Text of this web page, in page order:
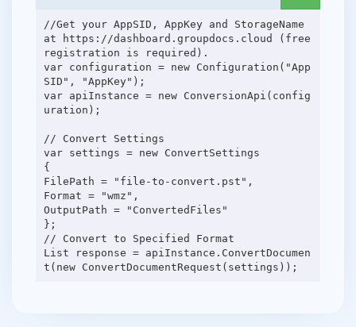
//Get your AppSID, AppKey and StorageName
at https://dashboard.groupdocs.cloud (free
registration is required).
var configuration = new Configuration("App
SID", "AppKey");
var apiInstance = new ConversionApi(config
uration);
// Convert Settings
var settings = new ConvertSettings
{
FilePath = "file-to-convert.pst",
Format = "wmz",
OutputPath = "ConvertedFiles"
};
// Convert to Specified Format
List response = apiInstance.ConvertDocumen